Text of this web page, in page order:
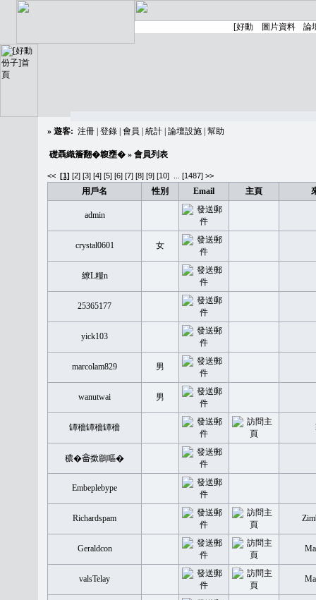
» 遊客: 注冊 登錄 會員 統計 論壇設施 幫助
礎聶織簷翻�䪖壅� » 會員列表
<< [1] [2] [3] [4] [5] [6] [7] [8] [9] [10] [1487] >>
用戶名 性別 Email 主頁
admin
crystal0601 女
繚L糧n
25365177
yick103
marcolam829 男
wanutwai 男
罈穡罈穡罈穡
穠�𤲞撳鶥嘔�
Embeplebype
Richardspam
Geraldcon
valsTelay